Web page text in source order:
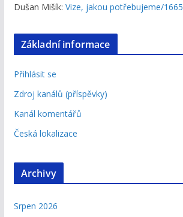
Dušan Mišík: Vize, jakou potřebujeme/1665
Základní informace
Přihlásit se
Zdroj kanálů (příspěvky)
Kanál komentářů
Česká lokalizace
Archivy
Srpen 2026